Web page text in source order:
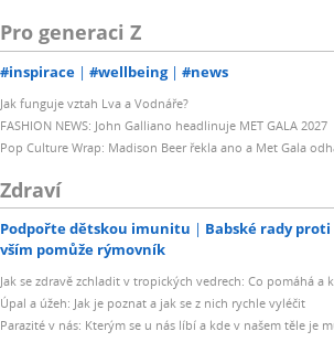
Pro generaci Z
#inspirace #wellbeing #news
Jak funguje vztah Lva a Vodnáře?
FASHION NEWS: John Galliano headlinuje MET GALA 2027
Pop Culture Wrap: Madison Beer řekla ano a Met Gala
Zdraví
Podpořte dětskou imunitu Babské rady
vším pomůže rýmovník
Jak se zdravě zchladit v tropických vedrech: Co pomáhá a
Úpal a úžeh: Jak je poznat a jak se z nich rychle vyléčit
Parazité v nás: Kterým se u nás líbí a kde v našem těle je